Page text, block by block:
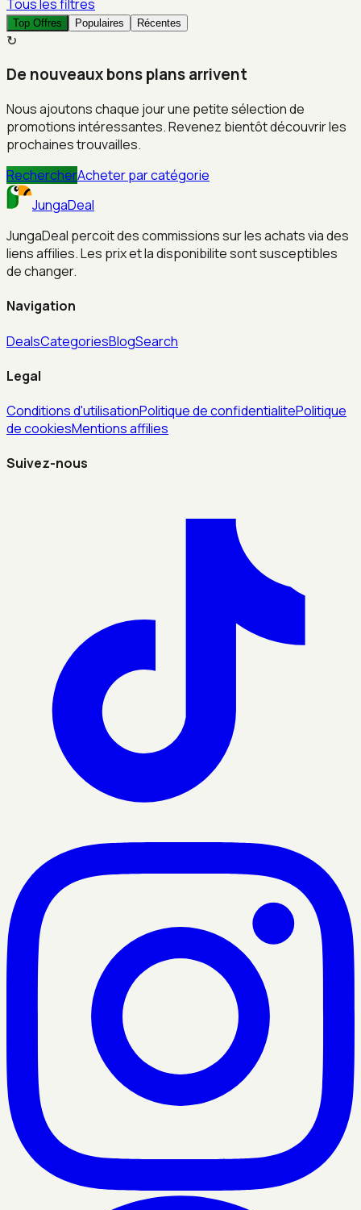
Tous les filtres
Top Offres Populaires Récentes
↻
De nouveaux bons plans arrivent
Nous ajoutons chaque jour une petite sélection de
promotions intéressantes. Revenez bientôt découvrir les
prochaines trouvailles.
RechercherAcheter par catégorie
JungaDeal
JungaDeal percoit des commissions sur les achats via des
liens affilies. Les prix et la disponibilite sont susceptibles
de changer.
Navigation
DealsCategoriesBlogSearch
Legal
Conditions d'utilisationPolitique de confidentialitePolitique
de cookiesMentions affilies
Suivez-nous